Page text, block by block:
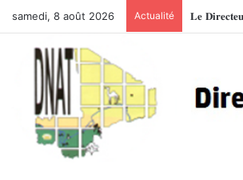
samedi, 8 août 2026 Actualité